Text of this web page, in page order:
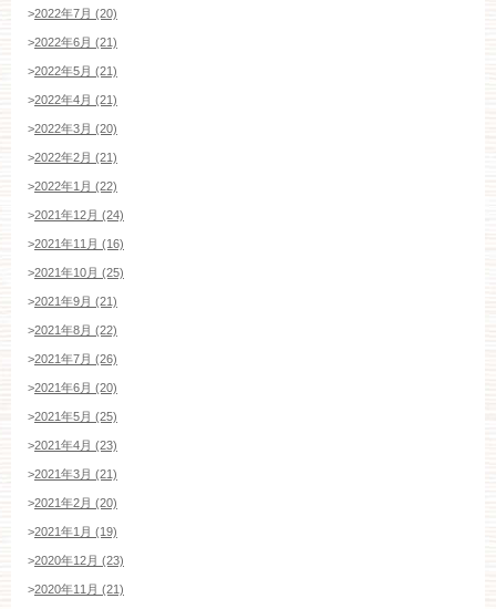
>2022年7月 (20)
>2022年6月 (21)
>2022年5月 (21)
>2022年4月 (21)
>2022年3月 (20)
>2022年2月 (21)
>2022年1月 (22)
>2021年12月 (24)
>2021年11月 (16)
>2021年10月 (25)
>2021年9月 (21)
>2021年8月 (22)
>2021年7月 (26)
>2021年6月 (20)
>2021年5月 (25)
>2021年4月 (23)
>2021年3月 (21)
>2021年2月 (20)
>2021年1月 (19)
>2020年12月 (23)
>2020年11月 (21)
平日